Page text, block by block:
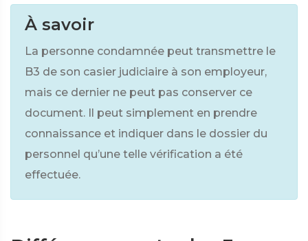
À savoir
La personne condamnée peut transmettre le
B3 de son casier judiciaire à son employeur,
mais ce dernier ne peut pas conserver ce
document. Il peut simplement en prendre
connaissance et indiquer dans le dossier du
personnel qu’une telle vérification a été
effectuée.